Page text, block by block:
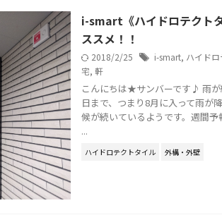
i-smart《ハイドロテクト
ススメ！！
2018/2/25 i-smart, ハイド
宅, 軒
こんにちは★サンバーです♪ 雨
日まで、つまり8月に入って雨が
候が続いているようです。週間
...
ハイドロテクトタイル 外構・外壁